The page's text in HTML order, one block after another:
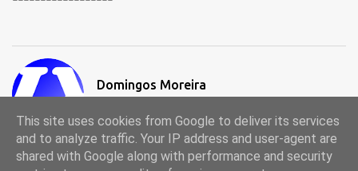
Domingos Moreira
This site uses cookies from Google to deliver its services
and to analyze traffic. Your IP address and user-agent are
shared with Google along with performance and security